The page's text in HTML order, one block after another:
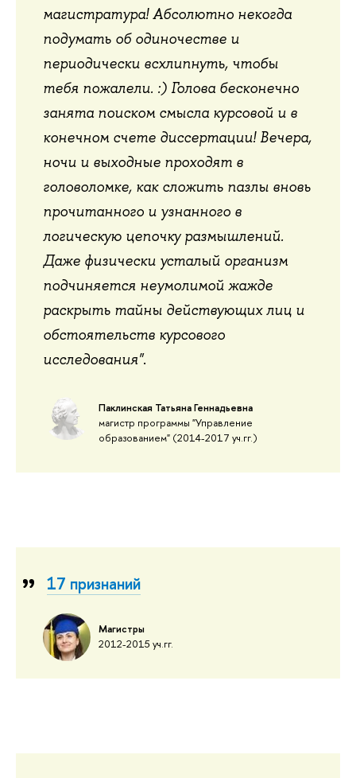
магистратура! Абсолютно некогда
подумать об одиночестве и
периодически всхлипнуть, чтобы
тебя пожалели. :) Голова бесконечно
занята поиском смысла курсовой и в
конечном счете диссертации! Вечера,
ночи и выходные проходят в
головоломке, как сложить пазлы вновь
прочитанного и узнанного в
логическую цепочку размышлений.
Даже физически усталый организм
подчиняется неумолимой жажде
раскрыть тайны действующих лиц и
обстоятельств курсового
исследования".
Паклинская Татьяна Геннадьевна
магистр программы "Управление
образованием" (2014-2017 уч.гг.)
17 признаний
Магистры
2012-2015 уч.гг.